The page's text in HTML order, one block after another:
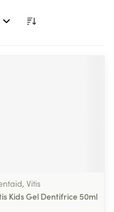
Vitis
Kids Gel Dentifrice 50ml